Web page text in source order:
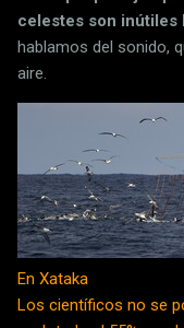
celestes son inútiles
hablamos del sonido,
aire.
En Xataka
Los científicos no se